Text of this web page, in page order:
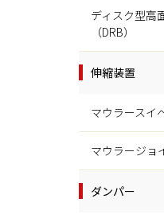
ロータリーリ
ディスク型高
（DRB）
伸縮装置
マウラースイ
マウラージョ
ダンパー